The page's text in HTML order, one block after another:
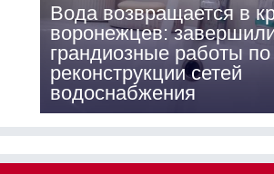
Вода возвращается в
воронежцев:
грандиозные работы по
реконструкции сетей
водоснабжения